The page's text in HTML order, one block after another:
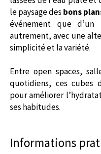
le paysage des bons
événement que
autrement, avec une
simplicité et la variété.
Entre open spaces,
quotidiens, ces cubes
pour améliorer
ses habitudes.
Informations